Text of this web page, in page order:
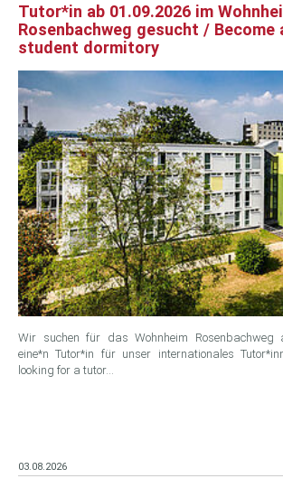
Tutor*in ab 01.09.2026 im
Rosenbachweg gesucht /
student dormitory
Wir suchen für das Wohnheim Rosenbachweg
eine*n Tutor*in für unser internationales
looking for a tutor…
03.08.2026